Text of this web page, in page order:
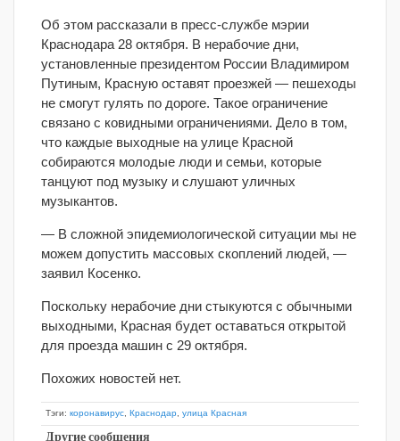
Об этом рассказали в пресс-службе мэрии
Краснодара 28 октября. В нерабочие дни,
установленные президентом России Владимиром
Путиным, Красную оставят проезжей — пешеходы
не смогут гулять по дороге. Такое ограничение
связано с ковидными ограничениями. Дело в том,
что каждые выходные на улице Красной
собираются молодые люди и семьи, которые
танцуют под музыку и слушают уличных
музыкантов.
— В сложной эпидемиологической ситуации мы не
можем допустить массовых скоплений людей, —
заявил Косенко.
Поскольку нерабочие дни стыкуются с обычными
выходными, Красная будет оставаться открытой
для проезда машин с 29 октября.
Похожих новостей нет.
Тэги: коронавирус Краснодар улица Красная
Другие сообщения